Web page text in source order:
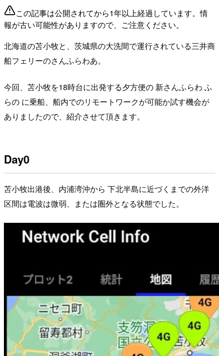
この記事は公開されてから1年以上経過しています。情
報が古い可能性がありますので、ご注意ください。
北海道の苫小牧と、茨城県の大洗間で運行されている三井商
船フェリーのさんふらわあ。
今回、苫小牧を18時台に出発する夕方便の 新さんふらわ ふ
らの に乗船、船内でのリモートワークが可能か試す機会が
ありましたので、紹介させて頂きます。
Day0
苫小牧出港後、内浦湾沖から 下北半島に近づくまでの外洋
区間は電波は微弱、または圏外となる状態でした。